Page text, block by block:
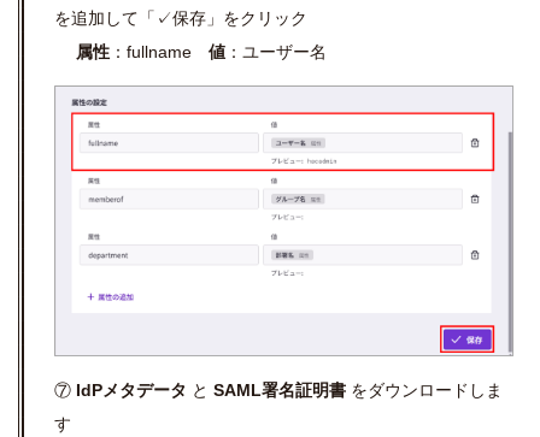
を追加して「✓保存」をクリック
属性 ：fullname 値 ：ユーザー名
⑦ IdPメタデータ と SAML署名証明書 をダウンロードしま
す